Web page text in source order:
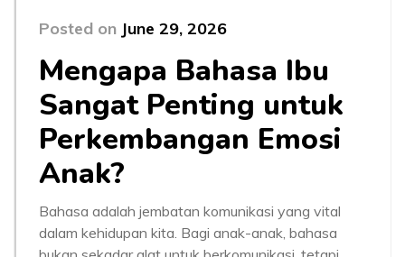
Posted on June 29, 2026
Mengapa Bahasa Ibu
Sangat Penting untuk
Perkembangan Emosi
Anak?
Bahasa adalah jembatan komunikasi yang vital
dalam kehidupan kita. Bagi anak-anak, bahasa